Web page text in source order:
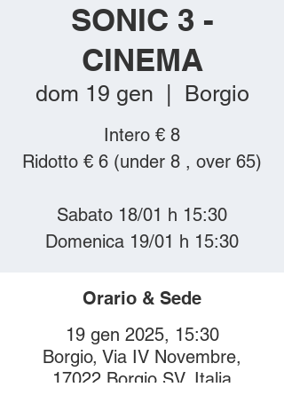
SONIC 3 -
CINEMA
dom 19 gen Borgio
Intero € 8
Ridotto € 6 (under 8 , over 65)
Sabato 18/01 h 15:30
Domenica 19/01 h 15:30
Orario & Sede
19 gen 2025, 15:30
Borgio, Via IV Novembre,
17022 Borgio SV, Italia